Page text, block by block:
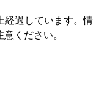
経過しています。情
ください。